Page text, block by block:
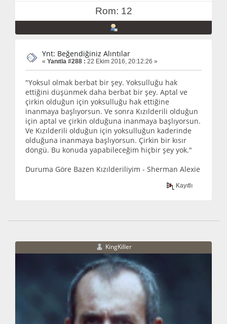
Rom: 12
Ynt: Beğendiğiniz Alıntılar
« Yanıtla #288 : 22 Ekim 2016, 20:12:26 »
"Yoksul olmak berbat bir şey. Yoksulluğu hak
ettiğini düşünmek daha berbat bir şey. Aptal ve
çirkin olduğun için yoksulluğu hak ettiğine
inanmaya başlıyorsun. Ve sonra Kızılderili olduğun
için aptal ve çirkin olduğuna inanmaya başlıyorsun.
Ve Kızılderili olduğun için yoksulluğun kaderinde
olduğuna inanmaya başlıyorsun. Çirkin bir kısır
döngü. Bu konuda yapabileceğim hiçbir şey yok."
Duruma Göre Bazen Kızılderiliyim - Sherman Alexie
Kayıtlı
KingKiller